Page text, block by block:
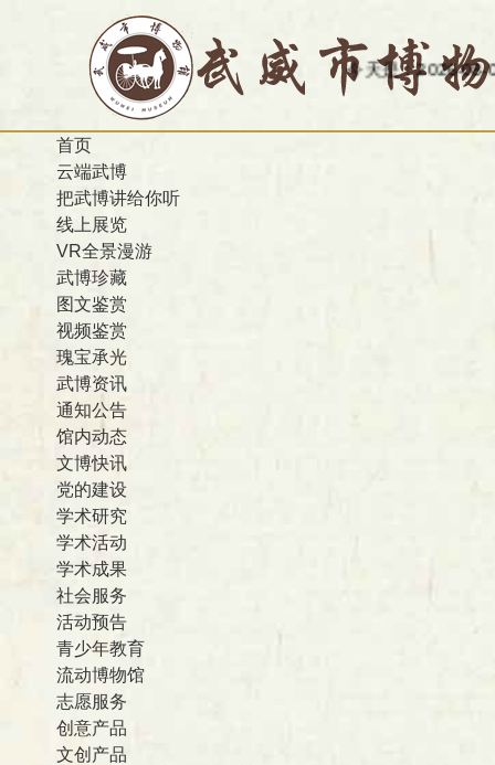
今天是：2026-08-07
首页
云端武博
把武博讲给你听
线上展览
VR全景漫游
武博珍藏
图文鉴赏
视频鉴赏
瑰宝承光
武博资讯
通知公告
馆内动态
文博快讯
党的建设
学术研究
学术活动
学术成果
社会服务
活动预告
青少年教育
流动博物馆
志愿服务
创意产品
文创产品